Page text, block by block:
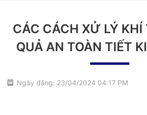
CÁC CÁCH XỬ LÝ KHÍ
QUẢ AN TOÀN TIẾT
Ngày đăng: 23/04/2024 04:17 PM